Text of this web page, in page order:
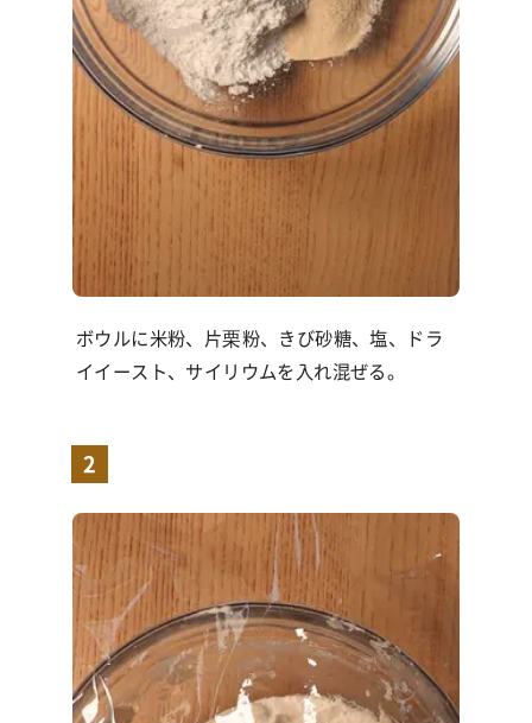
ボウルに米粉、片栗粉、きび砂糖、塩、ドラ
イイースト、サイリウムを入れ混ぜる。
2